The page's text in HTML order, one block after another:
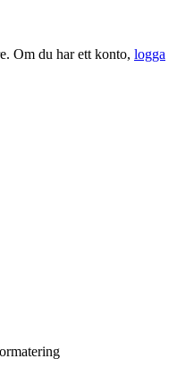
Om du har ett konto, logga